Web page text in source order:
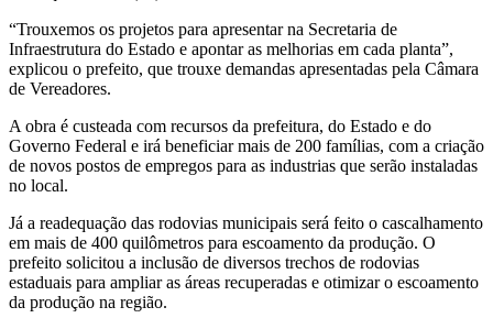
“Trouxemos os projetos para apresentar na Secretaria de
Infraestrutura do Estado e apontar as melhorias em cada planta”,
explicou o prefeito, que trouxe demandas apresentadas pela Câmara
de Vereadores.
A obra é custeada com recursos da prefeitura, do Estado e do
Governo Federal e irá beneficiar mais de 200 famílias, com a criação
de novos postos de empregos para as industrias que serão instaladas
no local.
Já a readequação das rodovias municipais será feito o cascalhamento
em mais de 400 quilômetros para escoamento da produção. O
prefeito solicitou a inclusão de diversos trechos de rodovias
estaduais para ampliar as áreas recuperadas e otimizar o escoamento
da produção na região.